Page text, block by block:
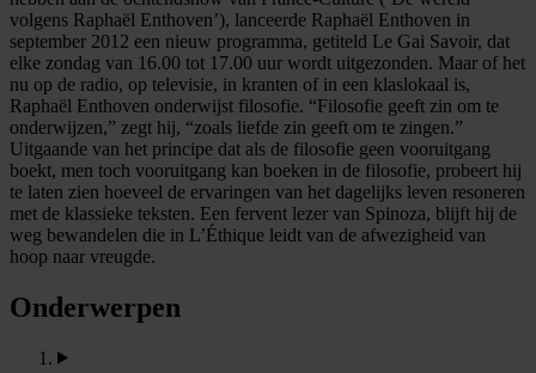
volgens Raphaël Enthoven’), lanceerde Raphaël Enthoven in
september 2012 een nieuw programma, getiteld Le Gai Savoir, dat
elke zondag van 16.00 tot 17.00 uur wordt uitgezonden. Maar of het
nu op de radio, op televisie, in kranten of in een klaslokaal is,
Raphaël Enthoven onderwijst filosofie. “Filosofie geeft zin om te
onderwijzen,” zegt hij, “zoals liefde zin geeft om te zingen.”
Uitgaande van het principe dat als de filosofie geen vooruitgang
boekt, men toch vooruitgang kan boeken in de filosofie, probeert hij
te laten zien hoeveel de ervaringen van het dagelijks leven resoneren
met de klassieke teksten. Een fervent lezer van Spinoza, blijft hij de
weg bewandelen die in L’Éthique leidt van de afwezigheid van
hoop naar vreugde.
Onderwerpen